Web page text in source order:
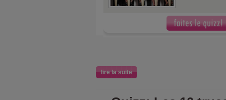
lire la suite